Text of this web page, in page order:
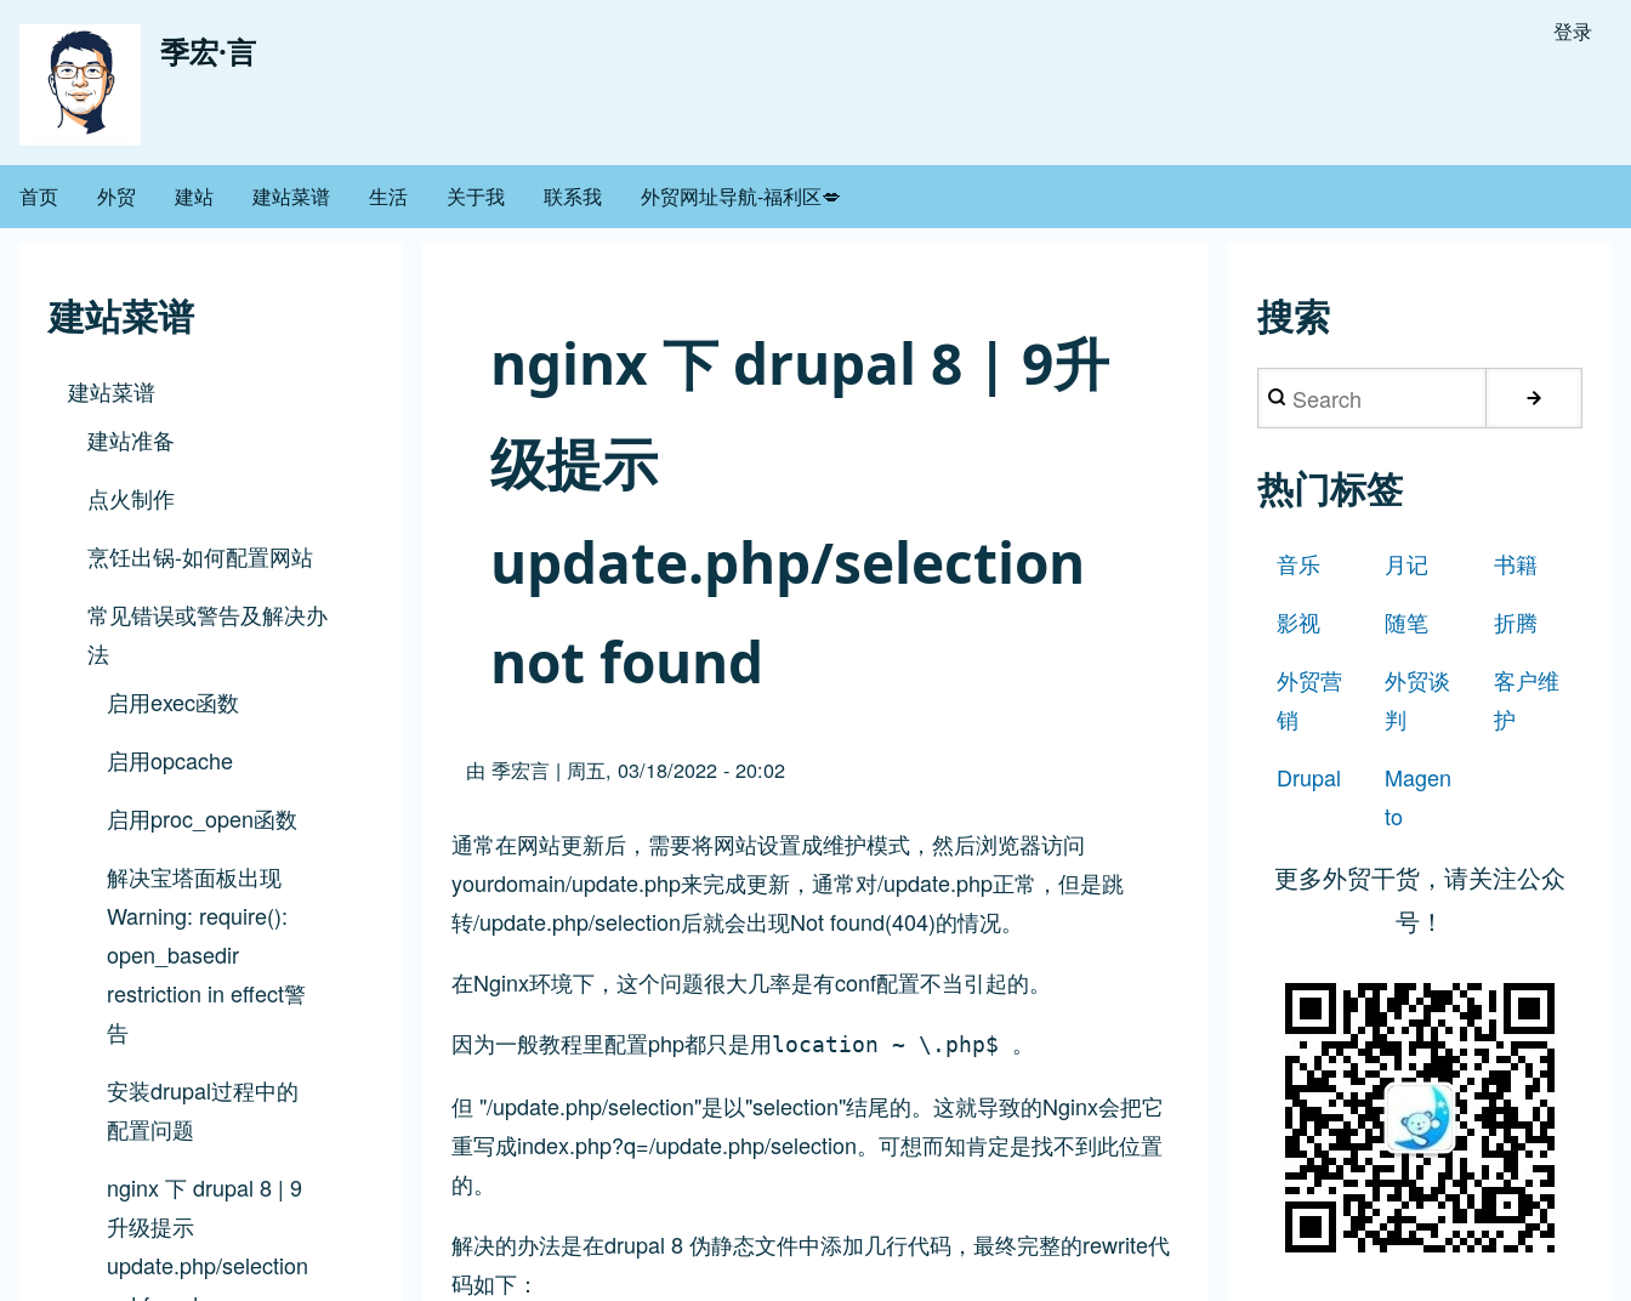
跳
要
用
户
帐
户
菜
登录
季宏·言
主
首页 外贸 建站 建站菜谱 生活 关于我 联系我 外贸网址导航-福利区💋
建站菜谱
建站菜谱
建站准备
点火制作
烹饪出锅-如何配置网站
常见错误或警告及解决办
法
启用exec函数
启用opcache
启用proc_open函数
解决宝塔面板出现
Warning: require():
open_basedir
restriction in effect警
告
安装drupal过程中的
配置问题
nginx 下 drupal 8 | 9
升级提示
update.php/selection
nginx 下 drupal 8 | 9升
级提示
update.php/selection
not found
由 季宏言| 周五, 03/18/2022 - 20:02
通常在网站更新后，需要将网站设置成维护模式，然后浏览器访问
yourdomain/update.php来完成更新，通常对/update.php正常，但是跳
转/update.php/selection后就会出现Not found(404)的情况。
在Nginx环境下，这个问题很大几率是有conf配置不当引起的。
因为一般教程里配置php都只是用location ~ \.php$ 。
但 "/update.php/selection"是以"selection"结尾的。这就导致的Nginx会把它
重写成index.php?q=/update.php/selection。可想而知肯定是找不到此位置
的。
解决的办法是在drupal 8 伪静态文件中添加几行代码，最终完整的rewrite代
码如下：
搜索
Search
热门标签
音乐 月记
书籍
影视
随笔
折腾
外贸营
销
外贸谈
判
客户维
护
Drupal
Magen
to
更多外贸干货，请关注公众
号！